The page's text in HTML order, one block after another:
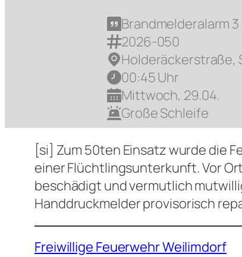
Brandmelderalarm 3
2026-050
00:45 Uhr
Mittwoch, 29.04.
Große Schleife
[si] Zum 50ten Einsatz wurde die
einer Flüchtlingsunterkunft. Vor
beschädigt und vermutlich
Handdruckmelder provisorisch
Freiwillige Feuerwehr Weilimdorf